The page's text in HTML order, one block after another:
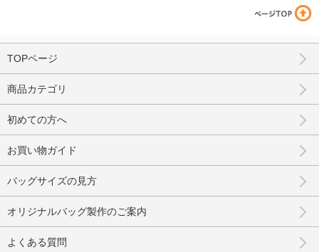
TOPページ
商品カテゴリ
初めての方へ
お買い物ガイド
バッグサイズの見方
オリジナルバッグ製作のご案内
よくある質問